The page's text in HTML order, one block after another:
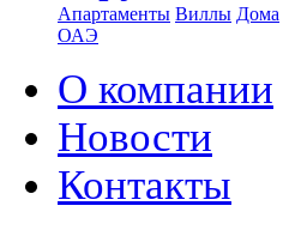
Апартаменты Виллы Дома
ОАЭ
О компании
Новости
Контакты